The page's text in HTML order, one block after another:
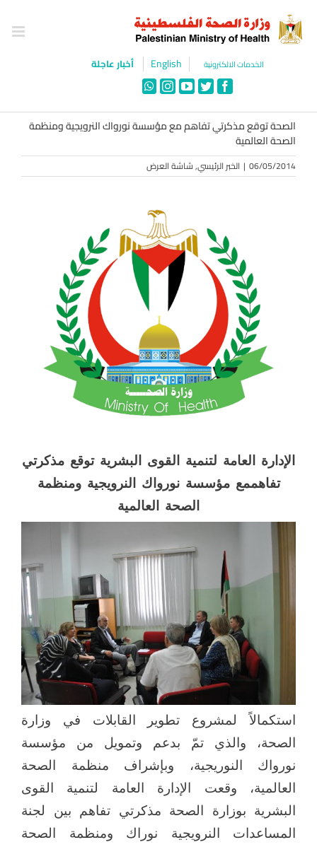
content
الخدمات الالكترونية English أخبار عاجلة
Facebook
Twitter
YouTube
Instagram
WhatsApp
الصحة توقع مذكرتي تفاهم مع مؤسسة نورواك النرويجية ومنظمة
الصحة العالمية
06/05/2014
| الخبر الرئيسي,شاشة العرض
الإدارة العامة لتنمية القوى البشرية توقع مذكرتي
تفاهممع مؤسسة نورواك النرويجية ومنظمة
الصحة العالمية
استكمالاً لمشروع تطوير القابلات في وزارة
الصحة، والذي تمّ بدعم وتمويل من مؤسسة
نورواك النوريجية، وبإشراف منظمة الصحة
العالمية، وقعت الإدارة العامة لتنمية القوى
البشرية بوزارة الصحة مذكرتي تفاهم بين لجنة
المساعدات النرويجية نوراك ومنظمة الصحة